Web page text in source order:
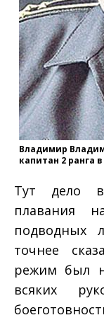
Владимир
капитан 2 ранга
Тут дело
плавания
подводных
точнее
режим был
всяких